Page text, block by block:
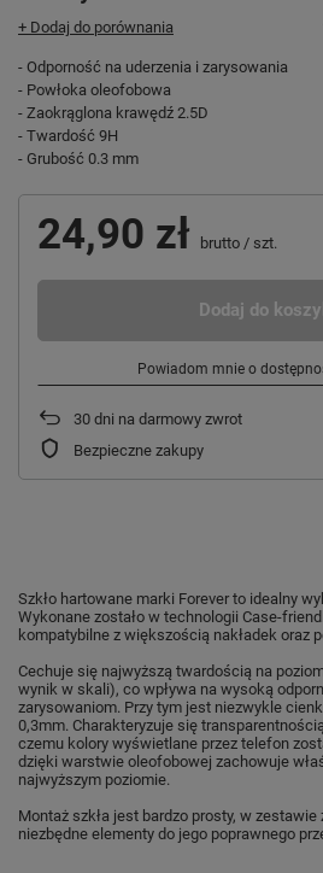
+ Dodaj do porównania
- Odporność na uderzenia i zarysowania
- Powłoka oleofobowa
- Zaokrąglona krawędź 2.5D
- Twardość 9H
- Grubość 0.3 mm
24,90 zł brutto / szt.
Dodaj do
Powiadom mnie o
30 dni na darmowy zwrot
Bezpieczne zakupy
Szkło hartowane marki Forever to idealny
Wykonane zostało w technologii Case-
kompatybilne z większością nakładek oraz
Cechuje się najwyższą twardością na
wynik w skali), co wpływa na wysoką
zarysowaniom. Przy tym jest niezwykle
0,3mm. Charakteryzuje się
czemu kolory wyświetlane przez telefon
dzięki warstwie oleofobowej zachowuje
najwyższym poziomie.
Montaż szkła jest bardzo prosty, w
niezbędne elementy do jego poprawnego